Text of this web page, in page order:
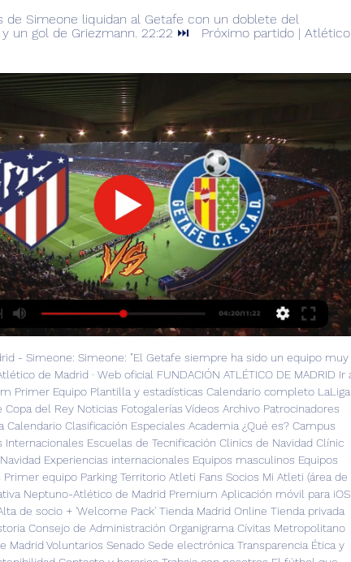
de Simeone liquidan al Getafe con un doblete del
un gol de Griezmann. 22:22 ⏭️   Próximo partido | Atlético
- 10:04 Griezmann: "Queremos hacer un buen partido frente al Almería y disfrutar todos juntos" 7 de diciembre, 2023 - 13:07 Vuelven Pantomima Full y Tanqueray 0. 

Aunque sabemos de su talento y lo que aporta al equipo". San Mamés: "No logramos hacer el partido que planteamos. El tiempo en el campo no nos permite entrenar lo que queremos, pero en imágenes vemos lo que debemos seguir haciendo, lo que hacemos bien y lo que debemos mejorar". Getafe: "Es un equipo que ha crecido en los últimos meses desde el juego y proyectándose en área rival. Es un equipo cuyo trabajo es innegable". Reinildo Mandava: "Trabaja con mucho entusiasmo, pero tiene compañeros delante que tienen continuidad. No hemos podido darle minutos, pero está logrando entrenar bien y ojalá podamos brindarle lo que se merece". Tranquilidad: "Yo siempre escucho que cuando el equipo no gana, es por el aspecto físico. 

Sigue después de este anuncio Estas son las respuestas de Diego Pablo Simeone Inter de Milán: "Sabemos que la Champions siempre es compleja y difícil. Todos los rivales tienen sus dificultades. El año pasado, demostraron competir bien y tengo un gran afecto por Simone (Inzaghi) y Javier Zanetti, más sumado a todo lo que me tocó vivir allí como jugador. Será un partido difícil". Antoine Griezmann: "El equipo debe comportarse de la mejor manera. Debe estar más allá de las posibilidades de jugar para Griezmann. Como ocurrió frente a la Lazio, cuando Griezmann no estuvo. 

Goles y resumen del Atlético Madrid 1-1 Getafe en LaLiga 4 feb 2023 — Your browser can't play this video. Esta es la hora de inicio del partido Atlético Madrid vs Getafe del 4 de febrero del 2023 en varios países ...

Atlético de Madrid - Getafe CF (LALIGA EA SPORTS) hace 4 días — El conjunto rojiblanco recibe la visita del cuadro azulón para disputar un derbi emocionante. Disfruta del partido en el Área VIP del ...

UEFA Champions League3 mins¡Autogol de Santi Giménez que sepulta al Feyenoord! UEFA Champions League1:15¡La que te perdiste Santi! Era el empate del FeyenoordUEFA Champions League0:46¿Llegó el grito prohibido a la cancha del Feyenoord? UEFA Champions League0:26¿Era penal para el Atlético? Morata reclama un jalónUEFA Champions League0:46¡Se salva el Feyenoord! Bijlow le roba el gol a MorataUEFA Champions League0:58Diego Simeone le lanza flores a Santi Giménez previo a su dueloUEFA Champions League0:41Rendimiento de Santi ante Atlético podría “forzar” su fichajeFútbol1:02Actuación de Santi Giménez ante Atlético podría “forzar su transferencia”En Países Bajos reportan que el duelo de Champions será crucial para que el mexicano convenza al 'Cholo' Simeone. 

Getafe vs Atlético de Madrid - LA LIGA 15 may 2024 — Mantente informado con las últimas noticias, videos y fotos de Getafe vs Atlético de Madrid que te brinda Univision | TUDN. partido de la ...

Atlético de Madrid | Diego Simeone ensalza al GetafeDespués de verse desbordado por un ciclón llamado Athletic de Bilbao, el Atlético de Madrid tiene una reválida liguera en la jornada entre semana. En concreto, recibirá la visita de un Getafe que viene de pasar por encima del Sevilla. Diego Pablo Simeone, técnico colchonero, ha atendido a los medios en la previa de este derbi. Unas declaraciones de las que se hace eco el diario As. 

(Photo by Gonzalo Arroyo Moreno/Getty Images) El Atlético de Madrid ha conseguido la victoria 0-2 al Getafe en el Coliseum Alfonso Pérez, alejando al conjunto azulón de Europa y afirmándose en el tercer puesto de LaLiga. Anotaron Marcos Llorente y Thomas Partey para los de Diego Simeone. Atletico Madrid’s Spanish midfielder Marcos Llorente (L) scores during the Spanish League football match between Getafe CF and Club Atletico de Madrid at the Col. Alfonso Perez stadium in Getafe on July 16, 2020. 

(Photo by PIERRE-PHILIPPE MARCOU / AFP) (Photo by PIERRE-PHILIPPE MARCOU/AFP via Getty Images) El vídeo que acercaría a Parejo al Atlético de Madrid Realizó el conjunto getafense un gran primer tiempo, pero no estuvo acertado de cara al gol en un mal que arrastra desde el reinicio de la competición. Ghana Soccernet: Thomas tiene ya la decisión tomada Perdonaron los de Bordalás y en la segunda parte, con un Atlético que dio un claro paso al frente, lo acabó pagando. Los colchoneros se reivindicaron como uno de los equipos más en forma de la competición y prácticamente certifica de forma matemática su tercera posición en la tabla, ya con la plaza asegurada para la próxima edición de la Liga de Campeones. El fichaje del ‘9’ de Simeone está en LaLiga Santander El Getafe, por su parte, tendrá que seguir peleando en el último partido de liga para tratar de ingresar en la Europa League. Partido contra el Levante. 

Highlights Getafe CF vs Atlético de Madrid (0-3) - YouTube YouTube YouTube 2:53 YouTube LALIGA EA Sports 15 ago 2022 15 ago 2022

La Liga2 minsJoao Félix sentencia la victoria de Barcelona ante el Atlético de Madrid El único gol del partido autoría del delantero portugués relegó a los Colchoneros al cuarto lugar de LaLiga. La Liga2 minsEl Barça se entrena con dos bajas antes de medirse al AtléticoLa Liga0:57Barcelona se entrena con dos bajas antes de medirse al AtléticoEl portero Marc-André ter Stegen sigue con lumbalgia, mientras que Marcos Alonso se quedó en el gimnasio por unas molestias. La Liga1 minsMás NoticiasAtlético de Madrid llega en gran momento para enfrentar al BarcelonaFútbol1:45Resumen | Las Palmas vence al Getafe con una gran actuación de Julián AraujoFútbol11:17Seguimiento | ¡Noche de pesadilla! Santi sufre autogol, falla y eliminaciónUEFA Champions League2:15¿Será? Suena el grito prohibido en el Feyenoord vs AtletiFútbol1:23Atlético de Madrid 'condena' al Feyenoord a la Europa LeagueSanti Giménez marcó un autogol en una derrota que manda a los neerlandeses a jugar la UEFA Europa League. 

Atlético - Getafe: resultado, resumen y goles | LaLiga 4 feb 2023 — Así hemos vivido el partido de fútbol correspondiente a la Jornada 20, de LaLiga Santander, que ha enfrentado al Atlético de Madrid y al ...

Resumen Getafe - Atlético de Madrid: vídeo de los goles - TODOATLETI. COMDisfruta aquí del resumen, en vídeo, del partido que jugaron el Getafe CF y el Atlético de Madrid (0-2) a la jornada 37 de LaLiga Santander. El Atlético de Madrid se impuso por 0-2 al Getafe en el Coliséum Alfonso Pérez, con goles en la segunda parte de Marcos Llorente y el ghanés Thomas Partey, que le permiten sumar dos puntos de ventaja para el tercer puesto, mientras que el Getafe mantiene sus opciones de jugar la próxima Liga Europa. GETAFE, SPAIN – JULY 16: Marcos Llorente of Atletico de Madrid celebrates scoring their opening goal with teammates during the Liga match between Getafe CF and Club Atletico de Madrid at Coliseum Alfonso Perez on July 16, 2020 in Getafe, Spain. 

Getafe - Atlético de Madrid | Resultado, goles y resumen 15 ago 2022 — Los de Simeone liquidan al Getafe con un doblete del delantero español y un gol de Griezmann. 22:22 ⏭️   Próximo partido | Atlético de Madrid: ...

Al fútbol se juega con una pelota y para ganar, hay que tener un posicionamiento bueno, una buena interpretación del juego y no se pierde por lo físico". Memphis Depay: "No hay mucha diferencia de la pregunta que hubo hace cuatro días. Está jugando bien, está creciendo, pero tiene menos participación de lo que a él le gustaría. Tiene herramientas para ayudarnos y debe aportar al equipo". Exigencia del calendario: "No es fácil. Lo primero que intento es poner a los que mejor van a ayudar al equipo. 

Getafe vs Atlético de MadridSpanish La LigaLa Ligamié, 15 maypreviaJ